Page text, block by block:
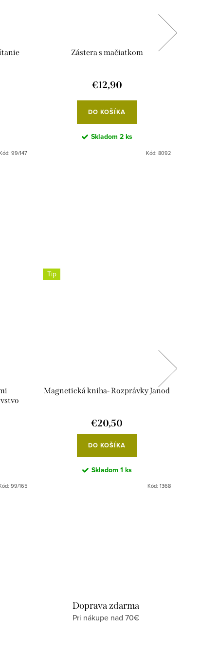
99/147
Zástera s mačiatkom
€12,90
DO KOŠÍKA
Skladom 2 ks
Kód: 8092
99/165
Tip
Magnetická kniha- Rozprávky Janod
€20,50
DO KOŠÍKA
Skladom 1 ks
Kód: 1368
Doprava zdarma
Pri nákupe nad 70€